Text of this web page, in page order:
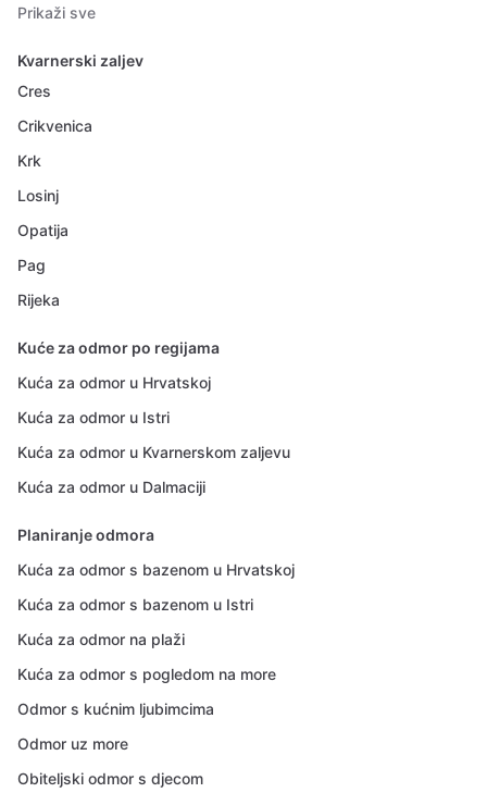
Prikaži sve
Kvarnerski zaljev
Cres
Crikvenica
Krk
Losinj
Opatija
Pag
Rijeka
Kuće za odmor po regijama
Kuća za odmor u Hrvatskoj
Kuća za odmor u Istri
Kuća za odmor u Kvarnerskom zaljevu
Kuća za odmor u Dalmaciji
Planiranje odmora
Kuća za odmor s bazenom u Hrvatskoj
Kuća za odmor s bazenom u Istri
Kuća za odmor na plaži
Kuća za odmor s pogledom na more
Odmor s kućnim ljubimcima
Odmor uz more
Obiteljski odmor s djecom